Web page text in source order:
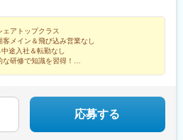
いう想いから、給与5％UPを予定。今
ン高く働ける環境をつくっていきます！
確な評価項目を設けており、約4割が営
る自己評価、上司・部下からの評価を反
にはしっかり還元する」という想いが根
記の評価制度で、頑張りは正当に評価す
キャリアアップすることも可能です。入
社員もおり、頑張りに応じた収入アップも
（入社4～6年目）⇒ 課長（9～11年目）
アトップクラス
メイン＆飛び込み営業なし
途入社＆転勤なし
研修で知識を習得！
応募する